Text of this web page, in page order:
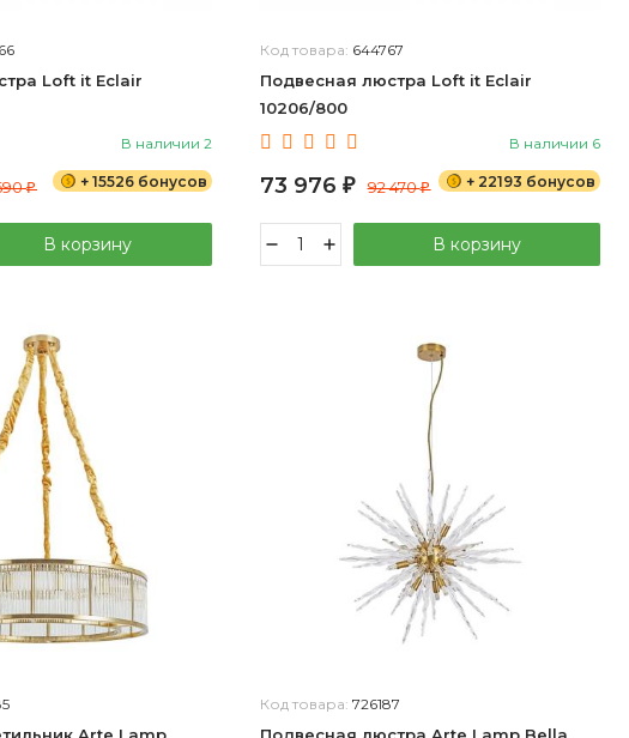
Loft it Eclair
В наличии 2
₽ + 15526 бонусов
В корзину
Код товара: 644767
Подвесная люстра Loft it Eclair
10206/800
В наличии 6
73 976 ₽ 92 470₽ + 22193 бонусов
В корзину
Код товара: 726187